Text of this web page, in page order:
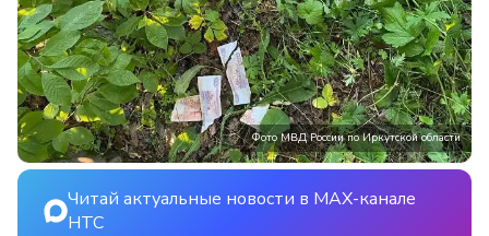
Фото МВД России по Иркутской области
Читай актуальные новости в MAX-канале
НТС